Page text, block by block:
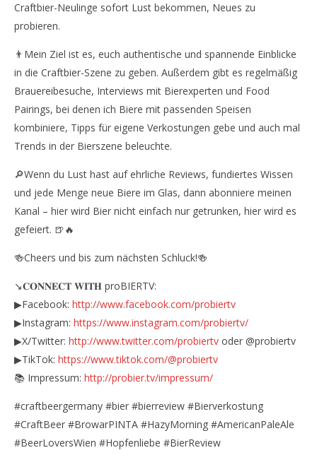
Craftbier-Neulinge sofort Lust bekommen, Neues zu
probieren.
👨Mein Ziel ist es, euch authentische und spannende Einblicke
in die Craftbier-Szene zu geben. Außerdem gibt es regelmäßig
Brauereibesuche, Interviews mit Bierexperten und Food
Pairings, bei denen ich Biere mit passenden Speisen
kombiniere, Tipps für eigene Verkostungen gebe und auch mal
Trends in der Bierszene beleuchte.
🔎Wenn du Lust hast auf ehrliche Reviews, fundiertes Wissen
und jede Menge neue Biere im Glas, dann abonniere meinen
Kanal – hier wird Bier nicht einfach nur getrunken, hier wird es
gefeiert. 🍺🔥
🍻Cheers und bis zum nächsten Schluck!🍻
↘️𝐂𝐎𝐍𝐍𝐄𝐂𝐓 𝐖𝐈𝐓𝐇 proBIERTV:
▶Facebook: http://www.facebook.com/probiertv
▶Instagram: https://www.instagram.com/probiertv/
▶X/Twitter: http://www.twitter.com/probiertv oder @probiertv
▶TikTok: https://www.tiktok.com/@probiertv
📚 Impressum: http://probier.tv/impressum/
#craftbeergermany #bier #bierreview #Bierverkostung
#CraftBeer #BrowarPINTA #HazyMorning #AmericanPaleAle
#BeerLoversWien #Hopfenliebe #BierReview